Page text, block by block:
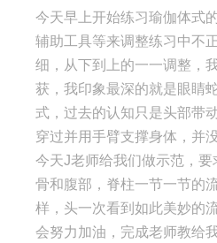
今天早上开始练习瑜伽体式
辅助工具等来调整练习中不
细， 从下到上的一一调整，
获， 我印象最深的就是眼睛
式， 过去的认知只是头部带
穿过并用手臂支撑身体，并
今天J老师给我们做示范，
骨和腹部， 脊柱一节一节的
样， 头一次看到如此美妙的
会努力加油， 完成老师教给